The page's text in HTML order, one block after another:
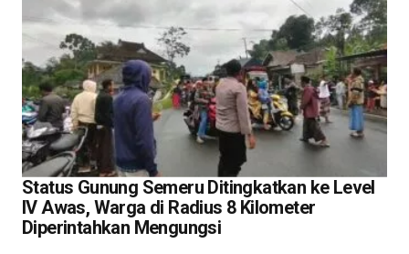
Status Gunung Semeru Ditingkatkan ke Level
IV Awas, Warga di Radius 8 Kilometer
Diperintahkan Mengungsi